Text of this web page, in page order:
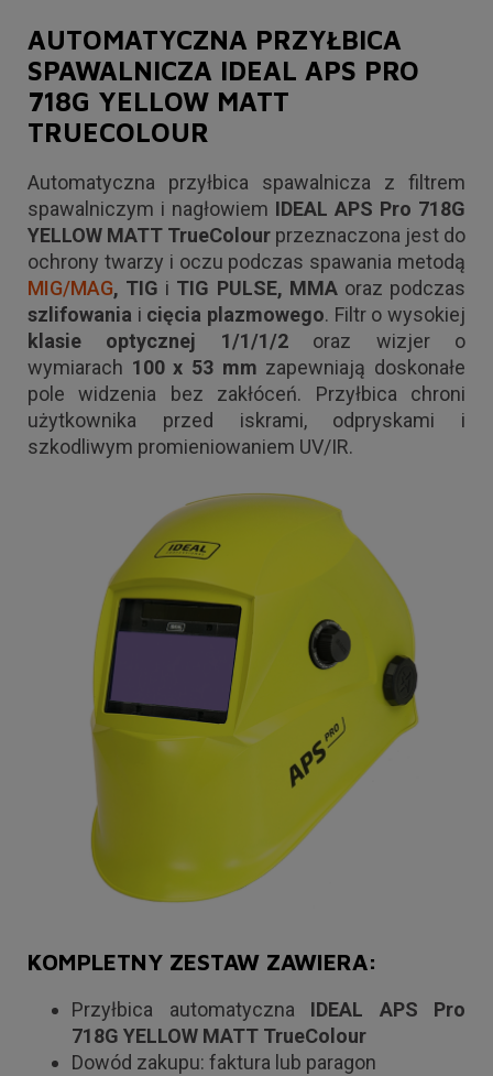
AUTOMATYCZNA PRZYŁBICA
SPAWALNICZA IDEAL APS PRO
718G YELLOW MATT
TRUECOLOUR
Automatyczna przyłbica spawalnicza z filtrem
spawalniczym i nagłowiem IDEAL APS Pro 718G
YELLOW MATT TrueColour przeznaczona jest do
ochrony twarzy i oczu podczas spawania metodą
MIG/MAG, TIG i TIG PULSE, MMA oraz podczas
szlifowania i cięcia plazmowego. Filtr o wysokiej
klasie optycznej
1/1/1/2 oraz wizjer o
wymiarach 100 x 53 mm zapewniają doskonałe
pole widzenia bez zakłóceń. Przyłbica chroni
użytkownika przed iskrami, odpryskami i
szkodliwym promieniowaniem UV/IR.
KOMPLETNY ZESTAW ZAWIERA:
Przyłbica automatyczna IDEAL APS Pro
718G YELLOW MATT TrueColour
Dowód zakupu: faktura lub paragon